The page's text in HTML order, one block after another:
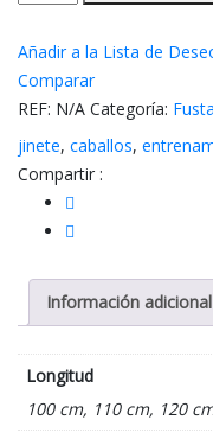
Doma
cantidad
Añadir a la Lista de
Comparar
REF: N/A Categoría:
jinete, caballos,
Compartir :
Información adicional
Longitud
100 cm, 110 cm, 120